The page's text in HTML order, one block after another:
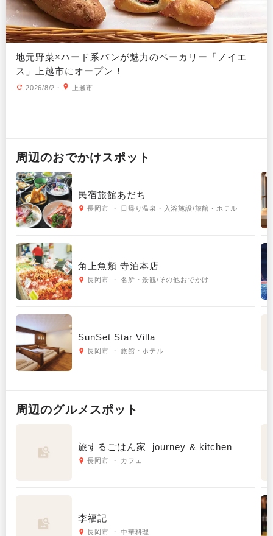
地元野菜×ハード系パンが魅力のベーカリー「ノイエ
ス」上越市にオープン！
2026/8/2 ・ 上越市
周辺のおでかけスポット
民宿旅館あだち
長岡市 ・ 日帰り温泉・入浴施設/旅館・ホテル
角上魚類 寺泊本店
長岡市 ・ 名所・景観/その他おでかけ
SunSet Star Villa
長岡市 ・ 旅館・ホテル
周辺のグルメ スポット
旅するごはん家 journey & kitchen
長岡市 ・ カフェ
李福記
長岡市 ・ 中華料理